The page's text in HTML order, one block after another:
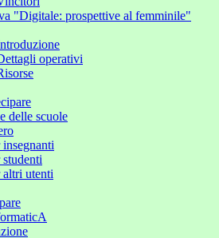
"Digitale: prospettive al femminile"
operativi
delle scuole
altri utenti